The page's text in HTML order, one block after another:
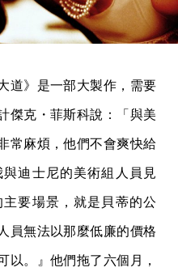
道》是一部大製作，需要
傑克・菲斯科說：「與美
常麻煩，他們不會爽快給
迪士尼的美術組人員見
要場景，就是貝蒂的公
員無法以那麼低廉的價格
以。』他們拖了六個月，